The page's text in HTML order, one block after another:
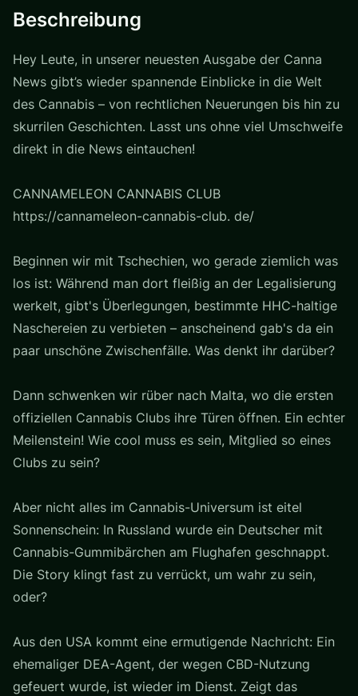
Beschreibung
Hey Leute, in unserer neuesten Ausgabe der Canna
News gibt’s wieder spannende Einblicke in die Welt
des Cannabis – von rechtlichen Neuerungen bis hin zu
skurrilen Geschichten. Lasst uns ohne viel Umschweife
direkt in die News eintauchen!
CANNAMELEON CANNABIS CLUB
https://cannameleon-cannabis-club. de/
Beginnen wir mit Tschechien, wo gerade ziemlich was
los ist: Während man dort fleißig an der Legalisierung
werkelt, gibt's Überlegungen, bestimmte HHC-haltige
Naschereien zu verbieten – anscheinend gab's da ein
paar unschöne Zwischenfälle. Was denkt ihr darüber?
Dann schwenken wir rüber nach Malta, wo die ersten
offiziellen Cannabis Clubs ihre Türen öffnen. Ein echter
Meilenstein! Wie cool muss es sein, Mitglied so eines
Clubs zu sein?
Aber nicht alles im Cannabis-Universum ist eitel
Sonnenschein: In Russland wurde ein Deutscher mit
Cannabis-Gummibärchen am Flughafen geschnappt.
Die Story klingt fast zu verrückt, um wahr zu sein,
oder?
Aus den USA kommt eine ermutigende Nachricht: Ein
ehemaliger DEA-Agent, der wegen CBD-Nutzung
gefeuert wurde, ist wieder im Dienst. Zeigt das